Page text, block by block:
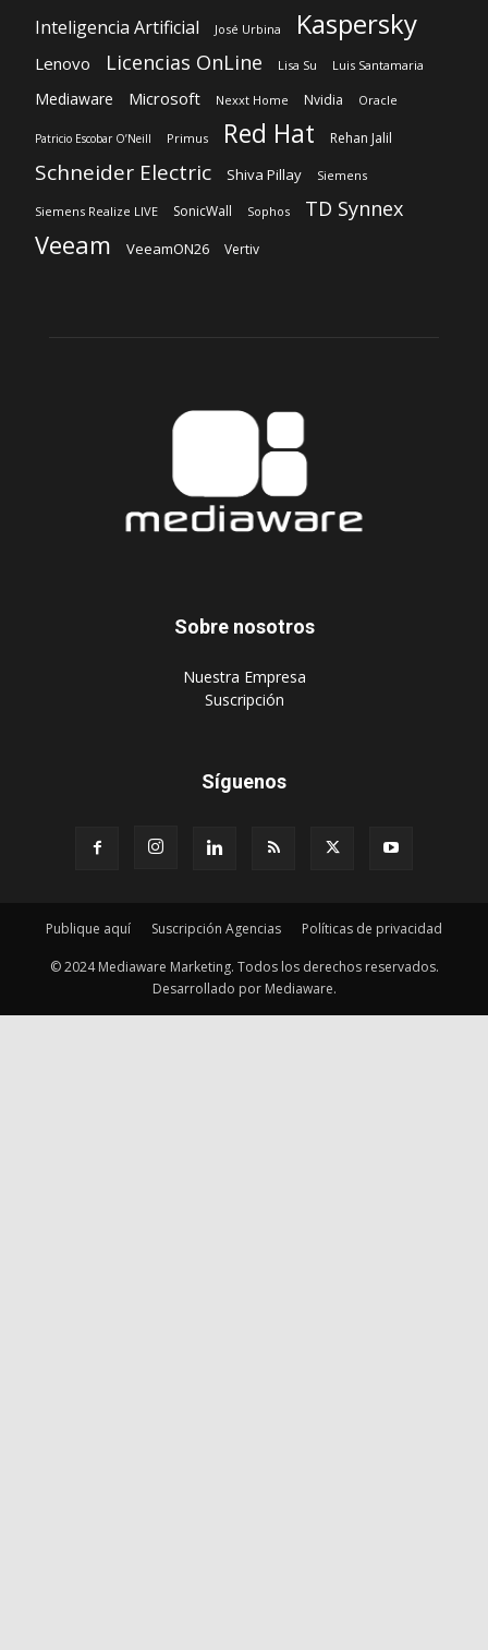
Inteligencia Artificial José Urbina Kaspersky
Lenovo Licencias OnLine Lisa Su Luis Santamaria
Mediaware Microsoft Nexxt Home Nvidia Oracle
Patricio Escobar O’Neill Primus Red Hat Rehan Jalil
Schneider Electric Shiva Pillay Siemens
Siemens Realize LIVE SonicWall Sophos TD Synnex
Veeam VeeamON26 Vertiv
Sobre nosotros
‎Nuestra Empresa
‎Suscripción
Síguenos
Publique aquí Suscripción Agencias Políticas de privacidad
© 2024 Mediaware Marketing. Todos los derechos reservados.
Desarrollado por Mediaware.